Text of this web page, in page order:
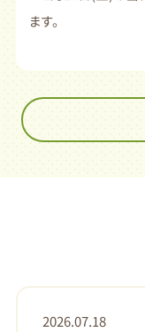
ます。
2026.07.18